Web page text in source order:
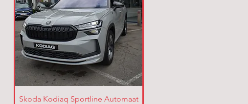
Skoda Kodiaq Sportline Automaat